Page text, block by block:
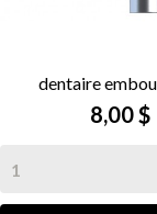
dentaire
8,00 $